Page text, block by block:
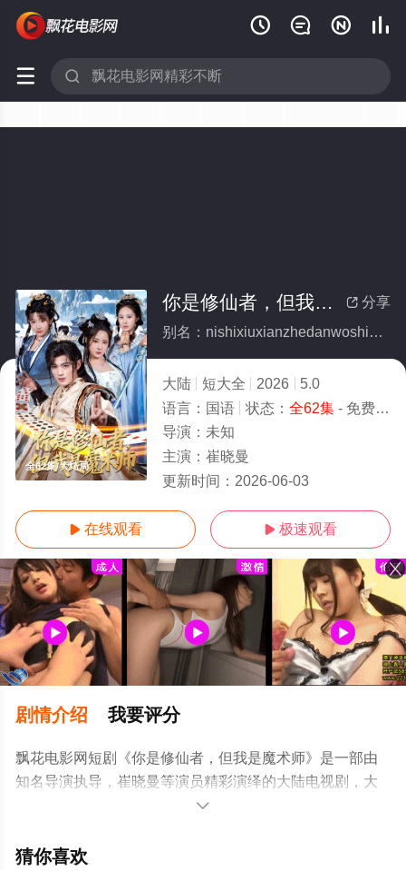
   
 
全62集/大结局
 分享
你是修仙者，但我是魔术师(全集)
别名：nishixiuxianzhedanwoshimoshushi
大陆 短大全 2026
5.0
语言： 国语 状态： 全62集- 免费在线观看
导演： 未知
主演： 崔晓曼
更新时间： 2026-06-03
 在线观看  极速观看
剧情介绍 我要评分
飘花电影网短剧《你是修仙者，但我是魔术师》是一部由
知名导演执导，崔晓曼等演员精彩演绎的大陆电视剧，大
结局剧情已揭晓（全62集），手机免费观看高清未删减完
瓣电视剧、电视猫或剧情网等平台了解。

猜你喜欢